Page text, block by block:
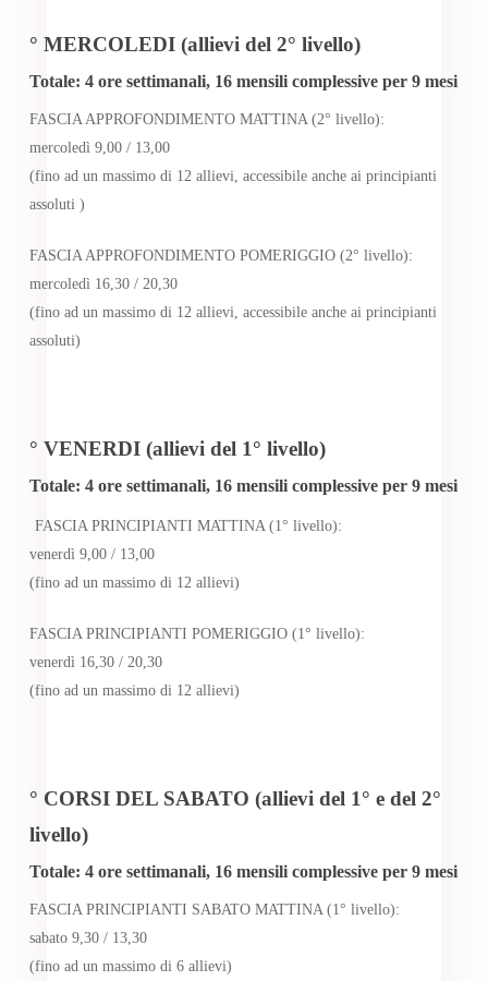
° MERCOLEDI (allievi del 2° livello)
Totale: 4 ore settimanali, 16 mensili complessive per 9 mesi
FASCIA APPROFONDIMENTO MATTINA (2° livello):
mercoledì 9,00 / 13,00
(fino ad un massimo di 12 allievi, accessibile anche ai principianti
assoluti )
FASCIA APPROFONDIMENTO POMERIGGIO (2° livello):
mercoledì 16,30 / 20,30
(fino ad un massimo di 12 allievi, accessibile anche ai principianti
assoluti)
° VENERDI (allievi del 1° livello)
Totale: 4 ore settimanali, 16 mensili complessive per 9 mesi
FASCIA PRINCIPIANTI MATTINA (1° livello):
venerdì 9,00 / 13,00
(fino ad un massimo di 12 allievi)
FASCIA PRINCIPIANTI POMERIGGIO (1° livello):
venerdì 16,30 / 20,30
(fino ad un massimo di 12 allievi)
° CORSI DEL SABATO (allievi del 1° e del 2°
livello)
Totale: 4 ore settimanali, 16 mensili complessive per 9 mesi
FASCIA PRINCIPIANTI SABATO MATTINA (1° livello):
sabato 9,30 / 13,30
(fino ad un massimo di 6 allievi)